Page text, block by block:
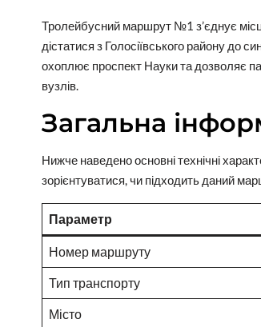
Тролейбусний маршрут №1 з’єднує
дістатися з Голосіївського району до
охоплює проспект Науки та дозволяє
вузлів.
Загальна
Нижче наведено основні технічні
зорієнтуватися, чи підходить даний
Параметр
Номер маршруту
Тип транспорту
Місто